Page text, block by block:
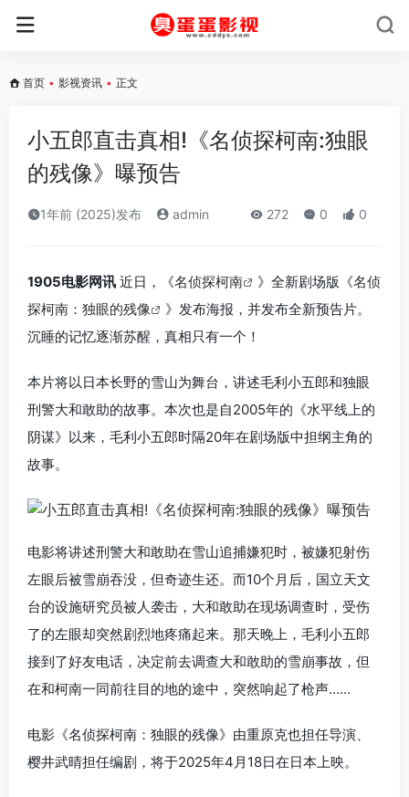
首页 • 影视资讯 • 正文
小五郎直击真相!《名侦探柯南:独眼
的残像》曝预告
1年前 (2025)发布 admin 272 0 0
1905电影网讯 近日，《名侦探柯南 》全新剧场版《名侦
探柯南：独眼的残像
》发布海报，并发布全新预告片。
沉睡的记忆逐渐苏醒，真相只有一个！
本片将以日本长野的雪山为舞台，讲述毛利小五郎和独眼
刑警大和敢助的故事。本次也是自2005年的《水平线上的
阴谋》以来，毛利小五郎时隔20年在剧场版中担纲主角的
故事。
电影将讲述刑警大和敢助在雪山追捕嫌犯时，被嫌犯射伤
左眼后被雪崩吞没，但奇迹生还。而10个月后，国立天文
台的设施研究员被人袭击，大和敢助在现场调查时，受伤
了的左眼却突然剧烈地疼痛起来。那天晚上，毛利小五郎
接到了好友电话，决定前去调查大和敢助的雪崩事故，但
在和柯南一同前往目的地的途中，突然响起了枪声……
电影《名侦探柯南：独眼的残像》由重原克也担任导演、
樱井武晴担任编剧，将于2025年4月18日在日本上映。